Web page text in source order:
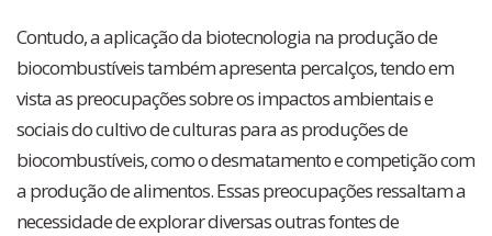
Contudo, a aplicação da biotecnologia na produção de
biocombustíveis também apresenta percalços, tendo em
vista as preocupações sobre os impactos ambientais e
sociais do cultivo de culturas para as produções de
biocombustíveis, como o desmatamento e competição com
a produção de alimentos. Essas preocupações ressaltam a
necessidade de explorar diversas outras fontes de